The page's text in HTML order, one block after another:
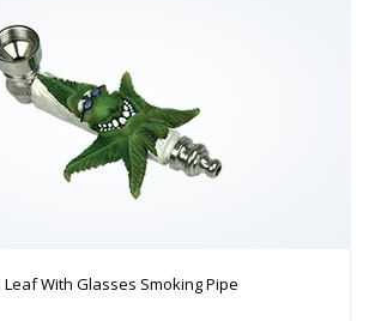
With Glasses Smoking Pipe